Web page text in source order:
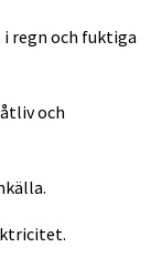
regn och fuktiga
och